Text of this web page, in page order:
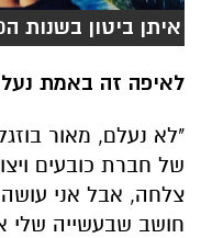
איתן ביטון בשנות ה90
לאיפה זה באמת
"לא נעלם, מאור
צלחה, אבל אני
חושב שבעשייה שלי